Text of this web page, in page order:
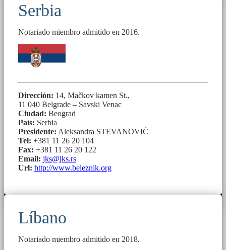
Serbia
Notariado miembro admitido en 2016.
Dirección: 14, Mačkov kamen St.,
11 040 Belgrade – Savski Venac
Ciudad: Beograd
País: Serbia
Presidente: Aleksandra STEVANOVIĆ
Tel: +381 11 26 20 104
Fax: +381 11 26 20 122
Email: jks@jks.rs
Url: http://www.beleznik.org
Líbano
Notariado miembro admitido en 2018.